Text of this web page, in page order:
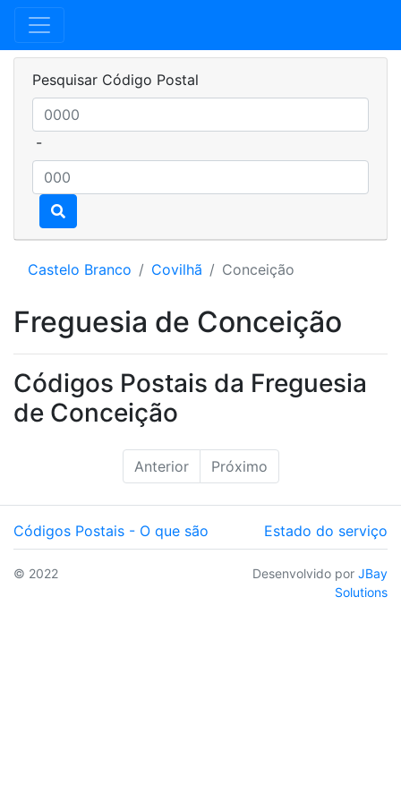
Pesquisar Código Postal
-
Castelo Branco Covilhã Conceição
Freguesia de Conceição
Códigos Postais da Freguesia
de Conceição
Anterior Próximo
Códigos Postais - O que são Estado do serviço
© 2022 Desenvolvido por JBay
Solutions